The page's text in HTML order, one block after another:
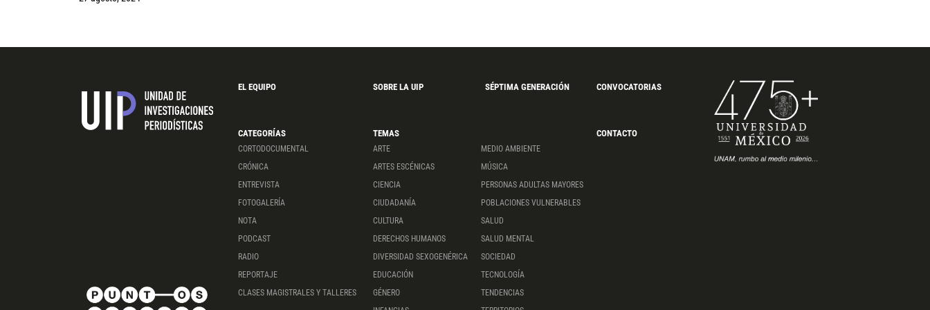
EL EQUIPO SOBRE LA UIP SÉPTIMA GENERACIÓN CONVOCATORIAS
CATEGORÍAS
CORTODOCUMENTAL
CRÓNICA
ENTREVISTA
FOTOGALERÍA
NOTA
PODCAST
RADIO
REPORTAJE
CLASES MAGISTRALES Y TALLERES
TEMAS
ARTE
ARTES ESCÉNICAS
CIENCIA
CIUDADANÍA
CULTURA
DERECHOS HUMANOS
DIVERSIDAD SEXOGENÉRICA
EDUCACIÓN
GÉNERO
MEDIO AMBIENTE
MÚSICA
PERSONAS ADULTAS MAYORES
POBLACIONES VULNERABLES
SALUD
SALUD MENTAL
SOCIEDAD
TECNOLOGÍA
TENDENCIAS
CONTACTO